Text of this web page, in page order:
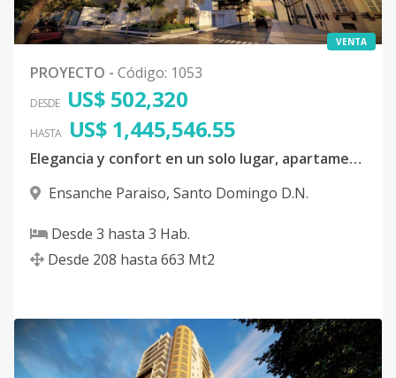
VENTA
PROYECTO - Código: 1053
DESDE US$ 502,320
HASTA US$ 1,445,546.55
Elegancia y confort en un solo lugar, apartamentos, loft y penthouses en una torre moderna.
Ensanche Paraiso, Santo Domingo D.N.
Desde 3 hasta 3 Hab.
Desde 208 hasta 663 Mt2